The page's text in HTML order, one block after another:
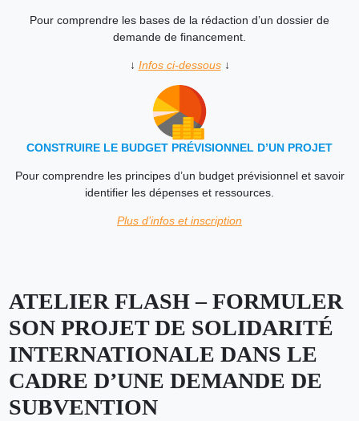
Pour comprendre les bases de la rédaction d’un dossier de
demande de financement.
↓ Infos ci-dessous↓
CONSTRUIRE LE BUDGET PRÉVISIONNEL D’UN PROJET
Pour comprendre les principes d’un budget prévisionnel et savoir
identifier les dépenses et ressources.
Plus d’infos et inscription
ATELIER FLASH – FORMULER
SON PROJET DE SOLIDARITÉ
INTERNATIONALE DANS LE
CADRE D’UNE DEMANDE DE
SUBVENTION